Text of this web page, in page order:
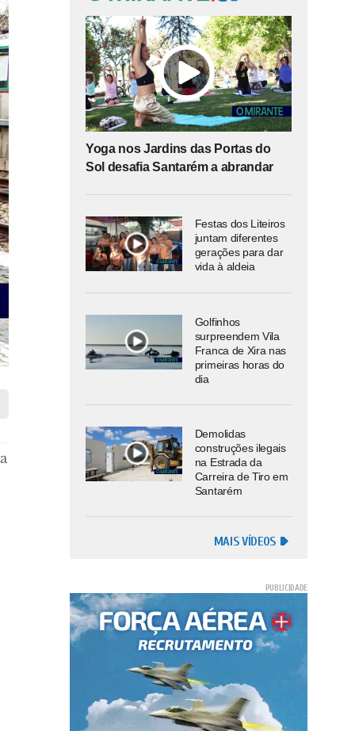
Yoga nos Jardins das Portas do
Sol desafia Santarém a abrandar
Festas dos Liteiros
juntam diferentes
gerações para dar
vida à aldeia
Golfinhos
surpreendem Vila
Franca de Xira nas
primeiras horas do
dia
Demolidas
construções ilegais
na Estrada da
Carreira de Tiro em
Santarém
MAIS VÍDEOS